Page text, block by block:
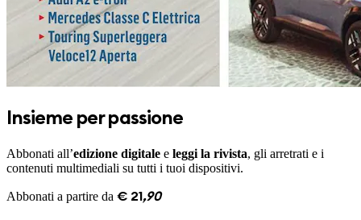
Insieme per passione
Abbonati all’edizione digitale e leggi la rivista, gli arretrati e i
contenuti multimediali su tutti i tuoi dispositivi.
Abbonati a partire da € 21 ,90